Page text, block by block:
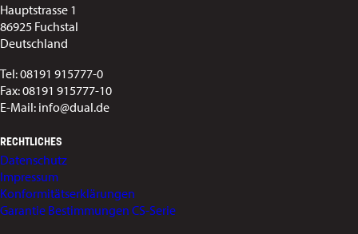
Hauptstrasse 1
86925 Fuchstal
Deutschland
Tel: 08191 915777-0
Fax: 08191 915777-10
E-Mail: info@dual.de
RECHTLICHES
Datenschutz
Impressum
Konformitätserklärungen
Garantie Bestimmungen CS-Serie